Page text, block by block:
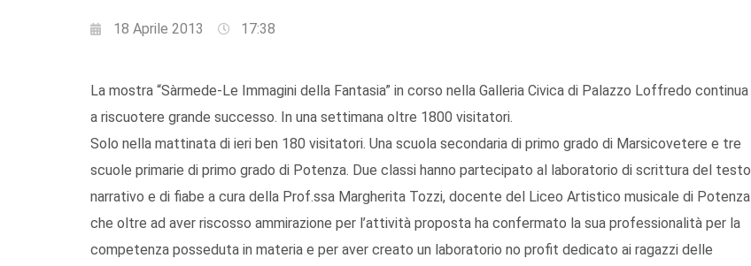
18 Aprile 2013 17:38
La mostra “Sàrmede-Le Immagini della Fantasia” in corso nella Galleria Civica di Palazzo Loffredo continua
a riscuotere grande successo. In una settimana oltre 1800 visitatori.
Solo nella mattinata di ieri ben 180 visitatori. Una scuola secondaria di primo grado di Marsicovetere e tre
scuole primarie di primo grado di Potenza. Due classi hanno partecipato al laboratorio di scrittura del testo
narrativo e di fiabe a cura della Prof.ssa Margherita Tozzi, docente del Liceo Artistico musicale di Potenza
che oltre ad aver riscosso ammirazione per l’attività proposta ha confermato la sua professionalità per la
competenza posseduta in materia e per aver creato un laboratorio no profit dedicato ai ragazzi delle